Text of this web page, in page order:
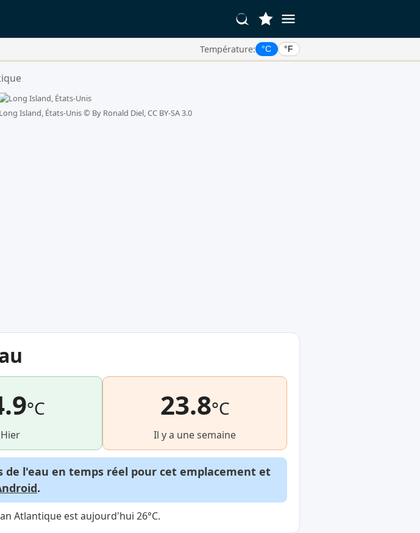
Température: °C °F
Long Island, États-Unis © By Ronald Diel, CC BY-SA 3.0
°C
Hier
23.8°C
Il y a une semaine
l'eau en temps réel pour cet emplacement et
.
Atlantique est aujourd'hui 26°C.